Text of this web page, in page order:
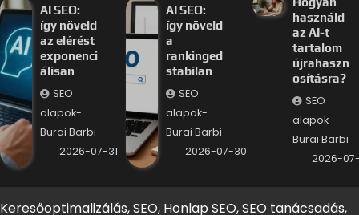
AI SEO:
így növeld
az elérést
exponenci
álisan
SEO
alapok-
Burai Barbi
2026-07-31
AI SEO:
így növeld
a
rankinged
stabilan
SEO
alapok-
Burai Barbi
2026-07-30
használd
az AI-t
tartalom
újrahaszn
osításra?
SEO
alapok-
Burai Barbi
2026-
Keresőoptimalizálás, SEO, Honlap SEO, SEO tanácsadás,